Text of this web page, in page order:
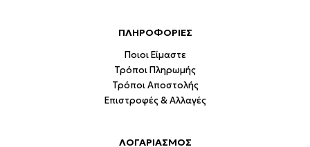
ΠΛΗΡΟΦΟΡΙΕΣ
Ποιοι Είμαστε
Τρόποι Πληρωμής
Τρόποι Αποστολής
Επιστροφές & Αλλαγές
ΛΟΓΑΡΙΑΣΜΟΣ